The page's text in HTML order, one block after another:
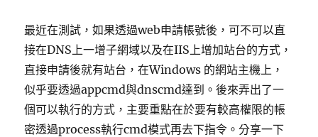
最近在測試，如果透過web申請帳號後，可不可以直
接在DNS上一增子網域以及在IIS上增加站台的方式，
直接申請後就有站台，在Windows 的網站主機上，
似乎要透過appcmd與dnscmd達到。後來弄出了一
個可以執行的方式，主要重點在於要有較高權限的帳
密透過process執行cmd模式再去下指令。分享一下